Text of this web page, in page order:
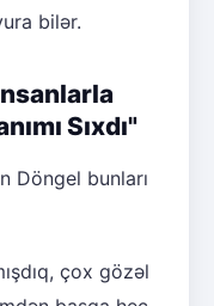
bilər.
Sıxdı"
Döngel bunları
çox gözəl